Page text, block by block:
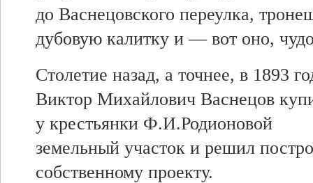
до Васнецовского переулка,
дубовую калитку и — вот оно,
Столетие назад, а точнее, в 1893
Виктор Михайлович Васнецов
у крестьянки Ф.И.Родионовой
земельный участок и решил
собственному проекту.